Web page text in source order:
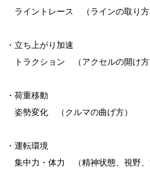
ライントレース （ラインの取り方
・立ち上がり加速
トラクション （アクセルの開け方
・荷重移動
姿勢変化 （クルマの曲げ方）
・運転環境
集中力・体力 （精神状態、視野、